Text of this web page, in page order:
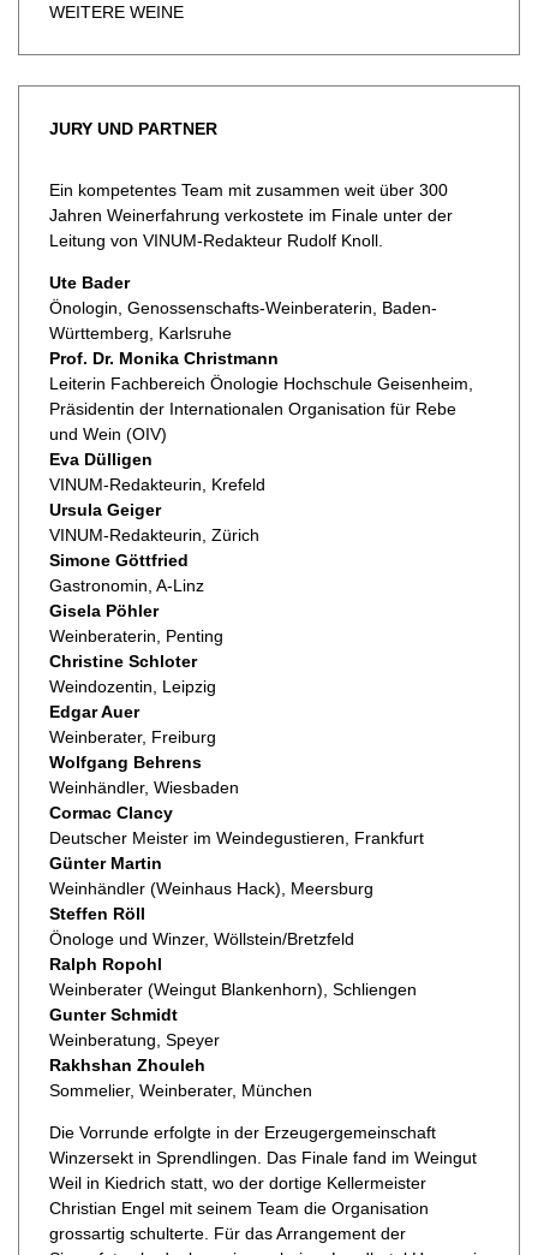
WEITERE WEINE
JURY UND PARTNER
Ein kompetentes Team mit zusammen weit über 300
Jahren Weinerfahrung verkostete im Finale unter der
Leitung von VINUM-Redakteur Rudolf Knoll.
Ute Bader
Önologin, Genossenschafts-Weinberaterin, Baden-
Württemberg, Karlsruhe
Prof. Dr. Monika Christmann
Leiterin Fachbereich Önologie Hochschule Geisenheim,
Präsidentin der Internationalen Organisation für Rebe
und Wein (OIV)
Eva Dülligen
VINUM-Redakteurin, Krefeld
Ursula Geiger
VINUM-Redakteurin, Zürich
Simone Göttfried
Gastronomin, A-Linz
Gisela Pöhler
Weinberaterin, Penting
Christine Schloter
Weindozentin, Leipzig
Edgar Auer
Weinberater, Freiburg
Wolfgang Behrens
Weinhändler, Wiesbaden
Cormac Clancy
Deutscher Meister im Weindegustieren, Frankfurt
Günter Martin
Weinhändler (Weinhaus Hack), Meersburg
Steffen Röll
Önologe und Winzer, Wöllstein/Bretzfeld
Ralph Ropohl
Weinberater (Weingut Blankenhorn), Schliengen
Gunter Schmidt
Weinberatung, Speyer
Rakhshan Zhouleh
Sommelier, Weinberater, München
Die Vorrunde erfolgte in der Erzeugergemeinschaft
Winzersekt in Sprendlingen. Das Finale fand im Weingut
Weil in Kiedrich statt, wo der dortige Kellermeister
Christian Engel mit seinem Team die Organisation
grossartig schulterte. Für das Arrangement der